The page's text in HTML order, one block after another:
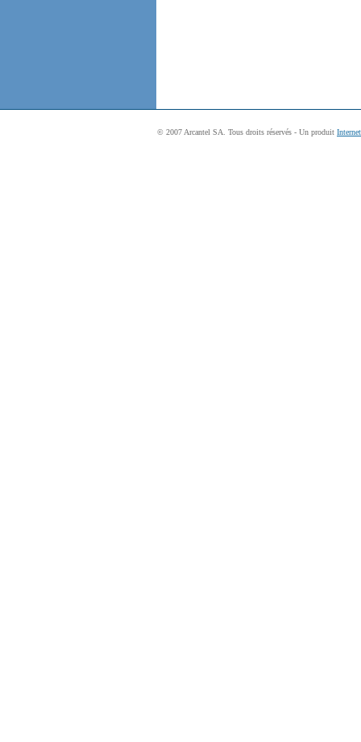
© 2007 Arcantel SA. Tous droits réservés - Un produit